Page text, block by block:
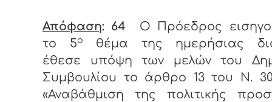
Απόφαση: 64 Ο Πρόεδρος
το 5ο
θέμα της ημερήσιας
έθεσε υπόψη των μελών του
Συμβουλίου το άρθρο 13 του Ν.
«Αναβάθμιση της πολιτικής